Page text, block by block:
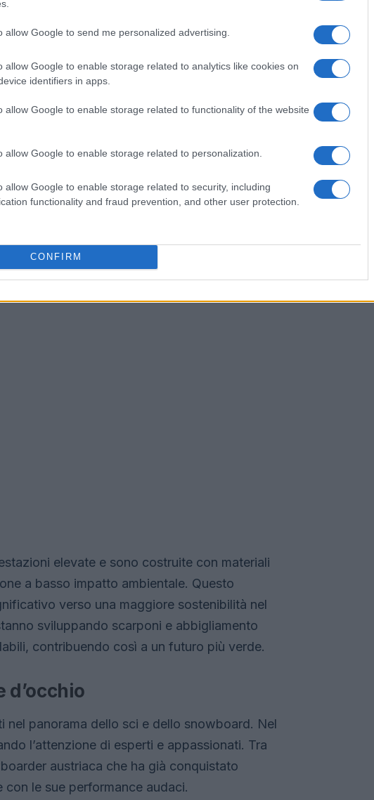
allow Google to send me personalized advertising.
allow Google to enable storage related to analytics like cookies on
identifiers in apps.
allow Google to enable storage related to functionality of the website
allow Google to enable storage related to personalization.
allow Google to enable storage related to security, including
functionality and fraud prevention, and other user protection.
CONFIRM
nomi di spicco come
il titolo di campione. Gli appuntamenti chiave si
di alto livello.
settore
nel campo dello sci e dello
in tecnologie avanzate per migliorare
Tra le novità più interessanti figurano le
sostenibili, che promettono di ridurre
sportive.
elevate e sono costruite con materiali
a basso impatto ambientale. Questo
verso una maggiore sostenibilità nel
sviluppando scarponi e abbigliamento
contribuendo così a un futuro più verde.
nel panorama dello sci e dello snowboard. Nel
l’attenzione di esperti e appassionati. Tra
austriaca che ha già conquistato
le sue performance audaci.